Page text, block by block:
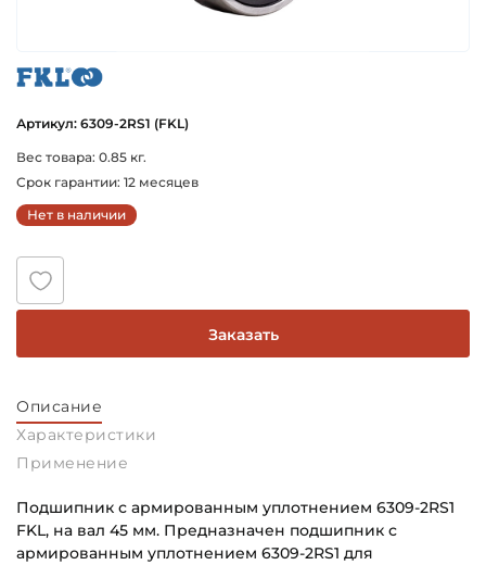
Артикул: 6309-2RS1 (FKL)
Вес товара: 0.85 кг.
Срок гарантии: 12 месяцев
Нет в наличии
Заказать
Описание
Характеристики
Применение
Подшипник с армированным уплотнением 6309-2RS1
FKL, на вал 45 мм. Предназначен подшипник с
армированным уплотнением 6309-2RS1 для